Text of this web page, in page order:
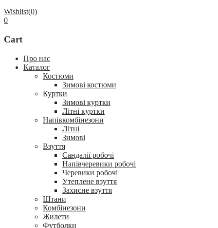
Wishlist(0)
0
Cart
Про нас
Каталог
Костюми
Зимові костюми
Куртки
Зимові куртки
Літні куртки
Напівкомбінезони
Літні
Зимові
Взуття
Сандалії робочі
Напівчеревики робочі
Черевики робочі
Утеплене взуття
Захисне взуття
Штани
Комбінезони
Жилети
Футболки